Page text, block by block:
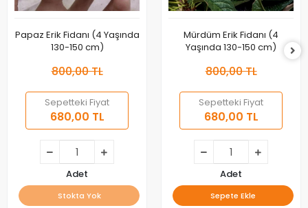
Papaz Erik Fidanı (4 Yaşında
130-150 cm)
800,00 TL
Sepetteki Fiyat
680,00 TL
Adet
Stokta Yok
Mürdüm Erik Fidanı (4
Yaşında 130-150 cm)
800,00 TL
Sepetteki Fiyat
680,00 TL
Adet
Sepete Ekle